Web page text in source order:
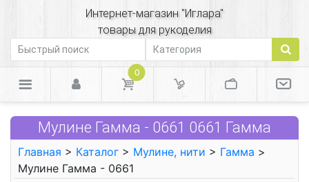
Интернет-магазин "Иглара"
товары для рукоделия
0
Мулине Гамма - 0661 0661 Гамма
Главная > Каталог > Мулине, нити > Гамма >
Мулине Гамма - 0661